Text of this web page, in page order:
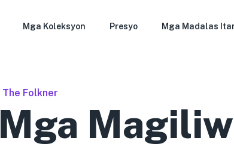
Mga Koleksyon Presyo Mga Madalas
The Folkner
Mga